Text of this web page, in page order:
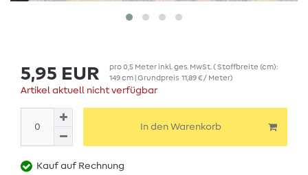
5,95 EUR pro0,5 Meter inkl. ges. MwSt.( Stoffbreite (cm):
149 cm | Grundpreis 11,89 € / Meter)
Artikel aktuell nicht verfügbar
In den Warenkorb
Kauf auf Rechnung